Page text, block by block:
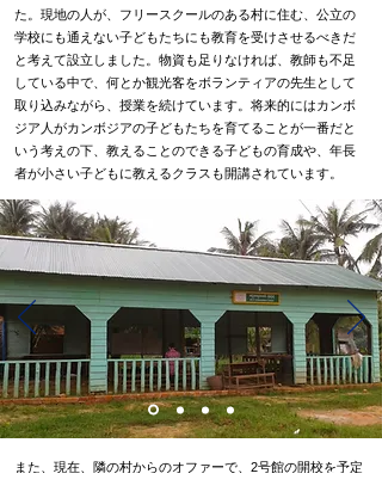
た。現地の人が、フリースクールのある村に住む、公立の
学校にも通えない子どもたちにも教育を受けさせるべきだ
と考えて設立しました。物資も足りなければ、教師も不足
している中で、何とか観光客をボランティアの先生として
取り込みながら、授業を続けています。将来的にはカンボ
ジア人がカンボジアの子どもたちを育てることが一番だと
いう考えの下、教えることのできる子どもの育成や、年長
者が小さい子どもに教えるクラスも開講されています。
また、現在、隣の村からのオファーで、2号館の開校を予定